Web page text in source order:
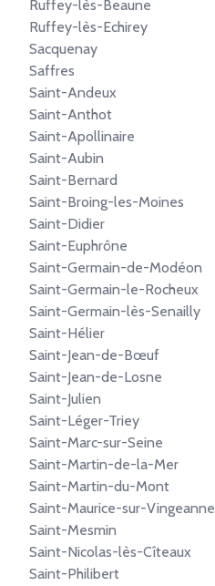
Ruffey-lès-Beaune
Ruffey-lès-Echirey
Sacquenay
Saffres
Saint-Andeux
Saint-Anthot
Saint-Apollinaire
Saint-Aubin
Saint-Bernard
Saint-Broing-les-Moines
Saint-Didier
Saint-Euphrône
Saint-Germain-de-Modéon
Saint-Germain-le-Rocheux
Saint-Germain-lès-Senailly
Saint-Hélier
Saint-Jean-de-Bœuf
Saint-Jean-de-Losne
Saint-Julien
Saint-Léger-Triey
Saint-Marc-sur-Seine
Saint-Martin-de-la-Mer
Saint-Martin-du-Mont
Saint-Maurice-sur-Vingeanne
Saint-Mesmin
Saint-Nicolas-lès-Cîteaux
Saint-Philibert